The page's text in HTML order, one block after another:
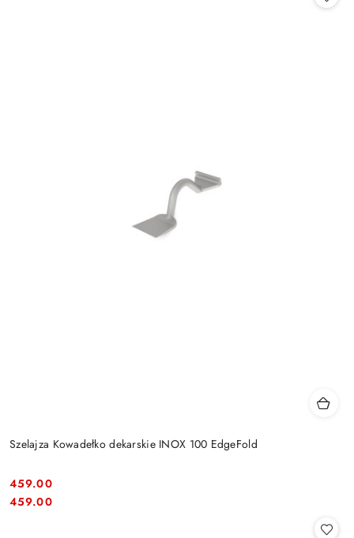
Szelajza Kowadełko dekarskie INOX 100 EdgeFold
Cena:
459.00
Cena:
459.00